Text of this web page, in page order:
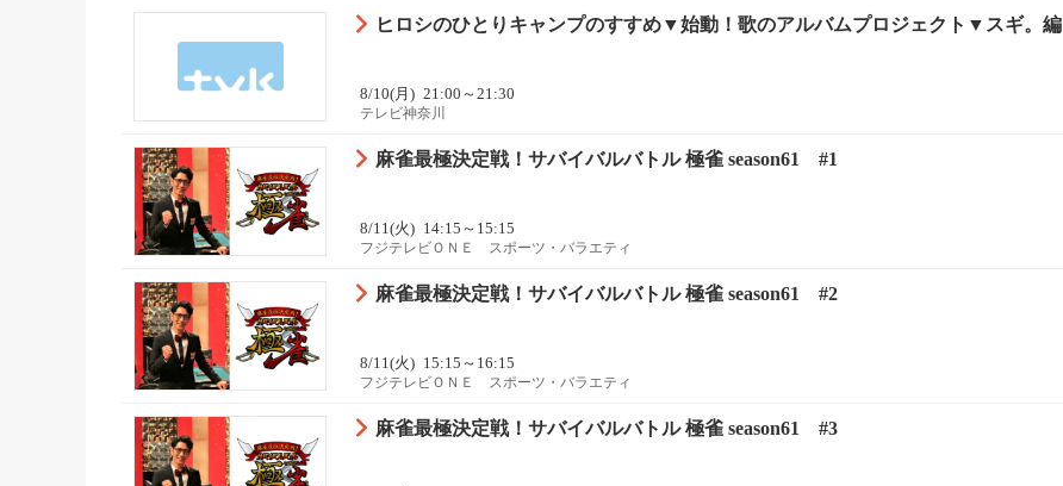
ヒロシのひとりキャンプのすすめ▼始動！歌のアルバムプロジェクト▼スギ。編
8/10(月) 21:00～21:30
テレビ神奈川
麻雀最極決定戦！サバイバルバトル 極雀 season61 #1
8/11(火) 14:15～15:15
フジテレビＯＮＥ スポーツ・バラエティ
麻雀最極決定戦！サバイバルバトル 極雀 season61 #2
8/11(火) 15:15～16:15
フジテレビＯＮＥ スポーツ・バラエティ
麻雀最極決定戦！サバイバルバトル 極雀 season61 #3